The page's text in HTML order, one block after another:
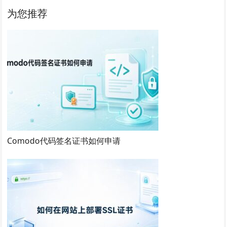
为您推荐
Comodo代码签名证书如何申请